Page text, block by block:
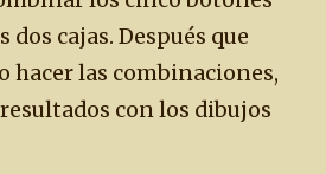
dos cajas. Después que
hacer las combinaciones,
con los dibujos